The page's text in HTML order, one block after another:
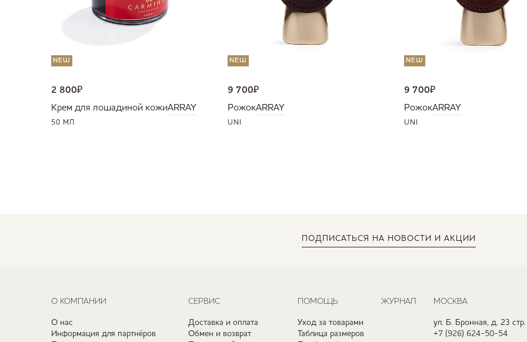
NEW
2 800₽
Крем для лошадиной кожиARRAY
50 МЛ
NEW
9 700₽
РожокARRAY
UNI
NEW
9 700₽
РожокARRAY
UNI
ПОДПИСАТЬСЯ НА НОВОСТИ И АКЦИИ
О КОМПАНИИ
О нас
Информация для партнёров
СЕРВИС
Доставка и оплата
Обмен и возврат
ПОМОЩЬ
Уход за товарами
Таблица размеров
ЖУРНАЛ МОСКВА
ул. Б. Бронная, д. 23 стр.
+7 (926) 624-50-54